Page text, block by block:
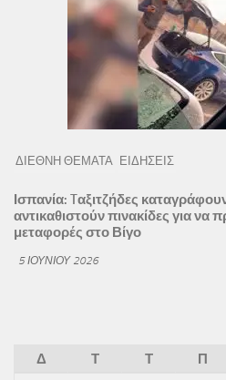
ΔΙΕΘΝΗ ΘΕΜΑΤΑ ΕΙΔΗΣΕΙΣ
Ισπανία: Tαξιτζήδες
αντικαθιστούν πινακίδες για να
μεταφορές στο Βίγο
5 ΙΟΥΝΊΟΥ 2026
Δ Τ Τ Π